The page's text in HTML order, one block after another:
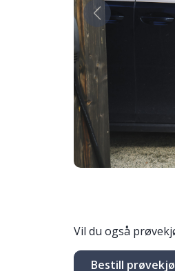
Forrige
Vil du også
Bestill